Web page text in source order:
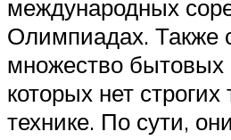
международных
Олимпиадах. Также
множество бытовых
которых нет
технике. По сути,